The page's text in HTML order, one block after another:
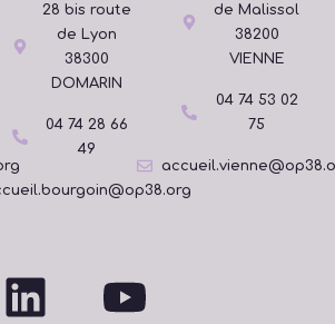
28 bis route
de Lyon
38300
DOMARIN
04 74 28 66
49
de Malissol
38200
VIENNE
04 74 53 02
75